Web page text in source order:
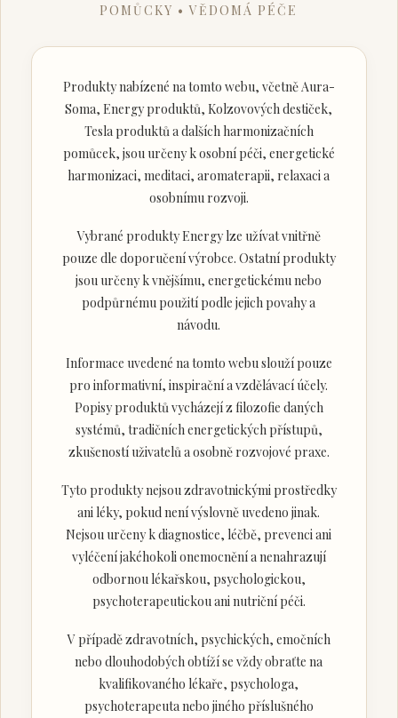
POMŮCKY • VĚDOMÁ PÉČE
Produkty nabízené na tomto webu, včetně Aura-
Soma, Energy produktů, Kolzovových destiček,
Tesla produktů a dalších harmonizačních
pomůcek, jsou určeny k osobní péči, energetické
harmonizaci, meditaci, aromaterapii, relaxaci a
osobnímu rozvoji.
Vybrané produkty Energy lze užívat vnitřně
pouze dle doporučení výrobce. Ostatní produkty
jsou určeny k vnějšímu, energetickému nebo
podpůrnému použití podle jejich povahy a
návodu.
Informace uvedené na tomto webu slouží pouze
pro informativní, inspirační a vzdělávací účely.
Popisy produktů vycházejí z filozofie daných
systémů, tradičních energetických přístupů,
zkušeností uživatelů a osobně rozvojové praxe.
Tyto produkty nejsou zdravotnickými prostředky
ani léky, pokud není výslovně uvedeno jinak.
Nejsou určeny k diagnostice, léčbě, prevenci ani
vyléčení jakéhokoli onemocnění a nenahrazují
odbornou lékařskou, psychologickou,
psychoterapeutickou ani nutriční péči.
V případě zdravotních, psychických, emočních
nebo dlouhodobých obtíží se vždy obraťte na
kvalifikovaného lékaře, psychologa,
psychoterapeuta nebo jiného příslušného